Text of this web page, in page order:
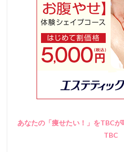
あなたの「痩せたい！」をTBC
TBC